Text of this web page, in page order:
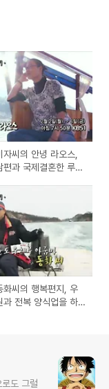
자씨의 안녕 라오스,
편과 국제결혼한 루앙
화씨의 행복편지, 우
과 전복 양식업을 하
도 그럴